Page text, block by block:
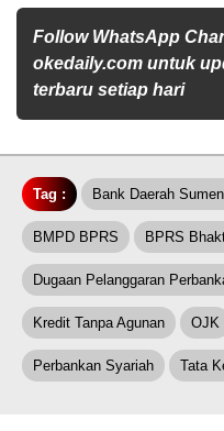
Follow WhatsApp
okedaily.com untuk
terbaru setiap hari
Tag : Bank Daerah
BMPD BPRS BPRS
Dugaan Pelanggaran
Kredit Tanpa Agunan OJK
Perbankan Syariah Tata